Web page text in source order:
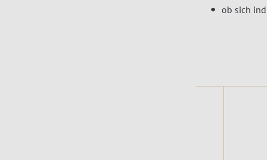
ob sich